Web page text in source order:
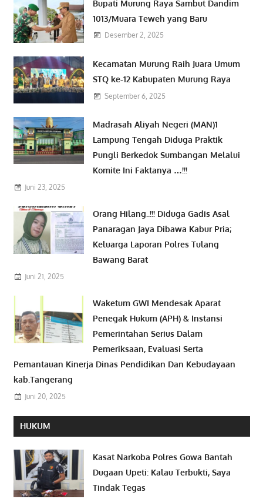
Bupati Murung Raya Sambut Dandim
1013/Muara Teweh yang Baru
Desember 2, 2025
Kecamatan Murung Raih Juara Umum
STQ ke-12 Kabupaten Murung Raya
September 6, 2025
Madrasah Aliyah Negeri (MAN)1
Lampung Tengah Diduga Praktik
Pungli Berkedok Sumbangan Melalui
Komite Ini Faktanya …!!!
Juni 23, 2025
Orang Hilang..!!! Diduga Gadis Asal
Panaragan Jaya Dibawa Kabur Pria;
Keluarga Laporan Polres Tulang
Bawang Barat
Juni 21, 2025
Waketum GWI Mendesak Aparat
Penegak Hukum (APH) & Instansi
Pemerintahan Serius Dalam
Pemeriksaan, Evaluasi Serta
Pemantauan Kinerja Dinas Pendidikan Dan Kebudayaan
kab.Tangerang
Juni 20, 2025
HUKUM
Kasat Narkoba Polres Gowa Bantah
Dugaan Upeti: Kalau Terbukti, Saya
Tindak Tegas